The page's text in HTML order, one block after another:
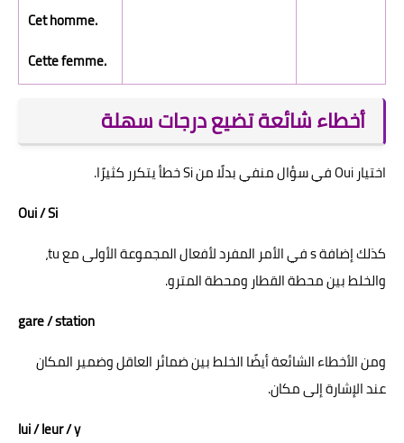
Cet homme.
Cette femme.
أخطاء شائعة تضيع درجات سهلة
اختيار Oui في سؤال منفي بدلًا من Si خطأ يتكرر كثيرًا.
Oui / Si
كذلك إضافة s في الأمر المفرد لأفعال المجموعة الأولى مع tu،
والخلط بين محطة القطار ومحطة المترو.
gare / station
ومن الأخطاء الشائعة أيضًا الخلط بين ضمائر العاقل وضمير المكان
عند الإشارة إلى مكان.
lui / leur / y